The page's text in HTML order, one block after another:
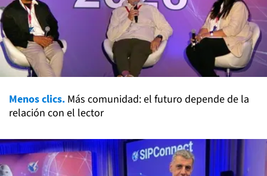
Menos clics. Más comunidad: el futuro depende de la
relación con el lector